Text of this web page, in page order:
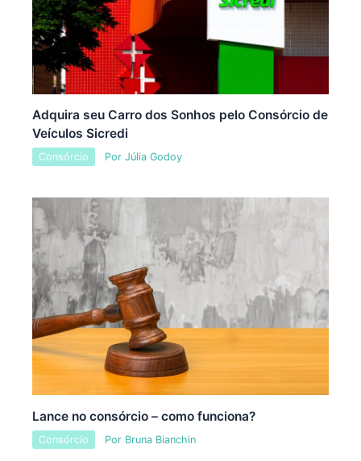
Adquira seu Carro dos Sonhos pelo Consórcio de
Veículos Sicredi
Consórcio Por Júlia Godoy
Lance no consórcio – como funciona?
Consórcio Por Bruna Bianchin